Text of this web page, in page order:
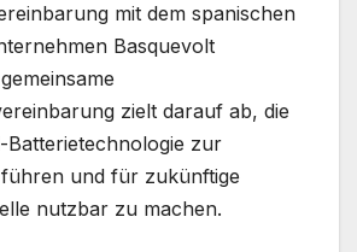
mit dem spanischen
Basquevolt
zielt darauf ab, die
Batterietechnologie zur
und für zukünftige
nutzbar zu machen.